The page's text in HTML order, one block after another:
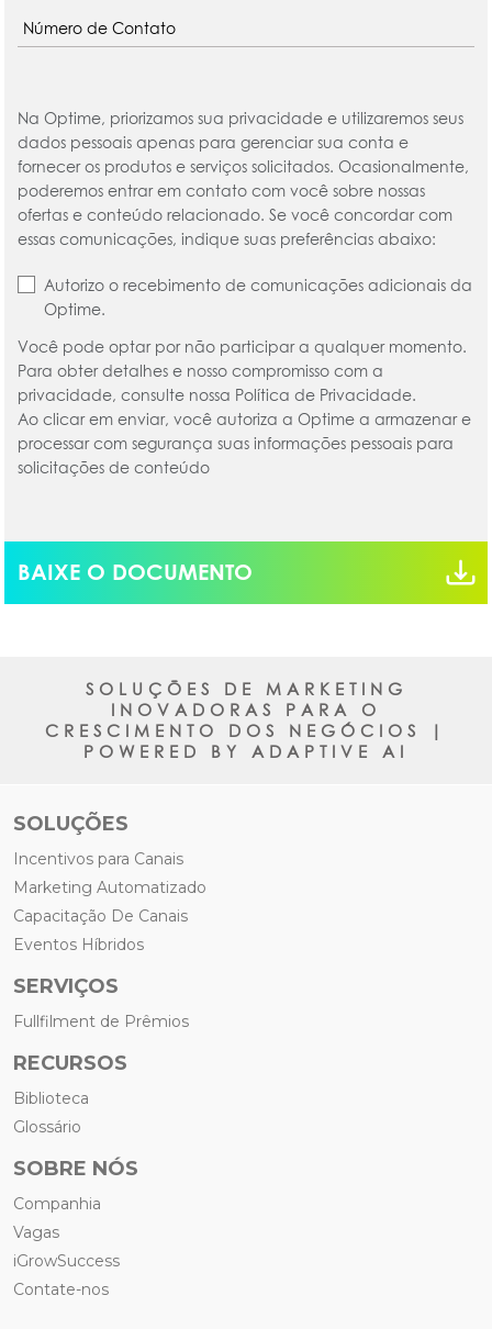
Na Optime, priorizamos sua privacidade e utilizaremos seus
dados pessoais apenas para gerenciar sua conta e
fornecer os produtos e serviços solicitados. Ocasionalmente,
poderemos entrar em contato com você sobre nossas
ofertas e conteúdo relacionado. Se você concordar com
essas comunicações, indique suas preferências abaixo:
Autorizo o recebimento de comunicações adicionais da
Optime.
Você pode optar por não participar a qualquer momento.
Para obter detalhes e nosso compromisso com a
privacidade, consulte nossa Política de Privacidade.
Ao clicar em enviar, você autoriza a Optime a armazenar e
processar com segurança suas informações pessoais para
solicitações de conteúdo
BAIXE O DOCUMENTO
SOLUÇÕES DE MARKETING
INOVADORAS PARA O
CRESCIMENTO DOS NEGÓCIOS |
POWERED BY ADAPTIVE AI
SOLUÇÕES
Incentivos para Canais
Marketing Automatizado
Capacitação De Canais
Eventos Híbridos
SERVIÇOS
Fullfilment de Prêmios
RECURSOS
Biblioteca
Glossário
SOBRE NÓS
Companhia
Vagas
iGrowSuccess
Contate-nos